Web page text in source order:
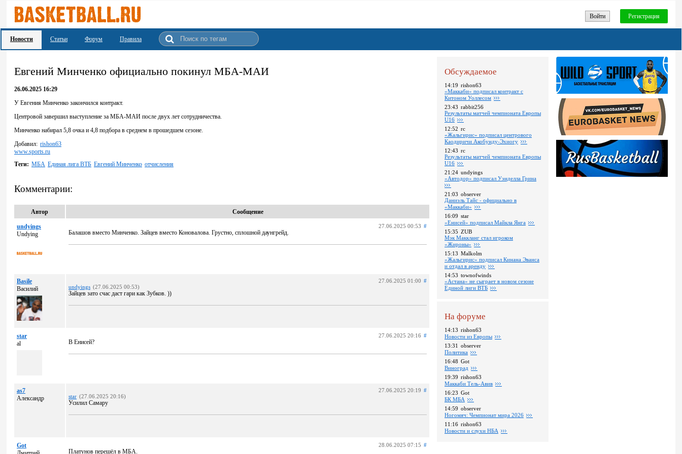
Войти Регистрация
Новости Статьи Форум Правила
Евгений Минченко официально покинул МБА-МАИ
26.06.2025 16:29
У Евгения Минченко закончился контракт.
Центровой завершил выступление за МБА-МАИ после двух лет сотрудничества.
Минченко набирал 5,8 очка и 4,8 подбора в среднем в прошедшем сезоне.
Добавил: rishon63
www.sports.ru
Теги: МБА Единая лига ВТБ Евгений Минченко отчисления
Комментарии:
Автор Сообщение
undyings
Undying
27.06.2025 00:53 #
Балашов вместо Минченко. Зайцев вместо Коновалова. Грустно, сплошной даунгрейд.
Basile
Василий
27.06.2025 01:00 #
undyings (27.06.2025 00:53)
Зайцев зато счас даст гари как Зубков. ))
star
al
27.06.2025 20:16 #
В Енисей?
as7
Александр
27.06.2025 20:19 #
star (27.06.2025 20:16)
Усилил Самару
Got
28.06.2025 07:15 #
Платунов перешёл в МБА.
Обсуждаемое
14:19 rishon63
«Маккаби» подписал контракт с
Китоном Уоллесом
23:43 rabbit256
Pезультаты матчей чемпионата Европы
U16
12:52 rc
«Жальгирис» подписал центрового
Каодиричи Акобунду-Эхиогу
12:43 rc
Pезультаты матчей чемпионата Европы
U16
21:24 undyings
«Автодор» подписал Уэнделла Грина
21:03 observer
Даниэль Тайс - официально в
«Маккаби»
16:09 star
«Енисей» подписал Майкла Янга
15:35 ZUB
Мэк Маккланг стал игроком
«Жироны»
15:13 Malkolm
«Жальгирис» подписал Кинана Эванса
и отдал в аренду
14:53 townofwinds
«Астана» не сыграет в новом сезоне
Единой лиги ВТБ
На форуме
14:13 rishon63
Новости из Европы
13:31 observer
Политика
16:48 Got
Виноград
19:39 rishon63
Маккаби Тель-Авив
16:23 Got
БК МБА
14:59 observer
Ногомяч: Чемпионат мира 2026
11:16 rishon63
Новости и слухи НБА